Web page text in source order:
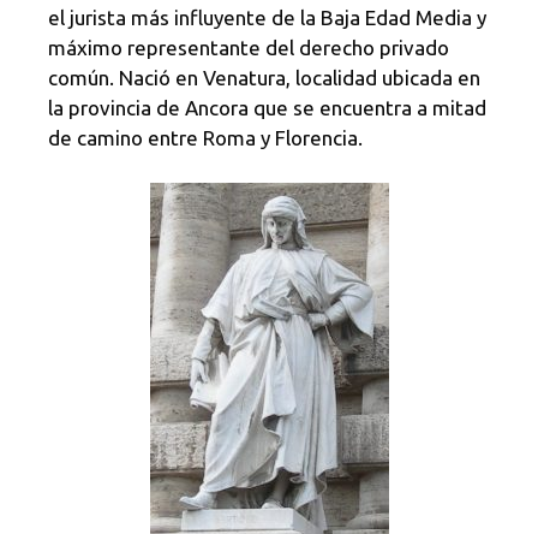
el jurista más influyente de la Baja Edad Media y
máximo representante del derecho privado
común. Nació en Venatura, localidad ubicada en
la provincia de Ancora que se encuentra a mitad
de camino entre Roma y Florencia.